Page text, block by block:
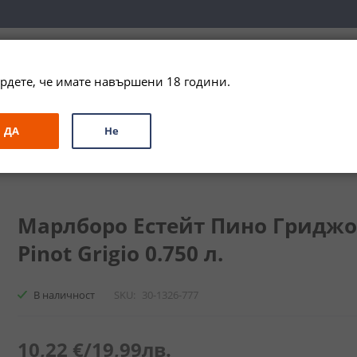
ЗА ПОДАРЪК ПРОМО СПЕЦИАЛНИ ПРЕДЛОЖЕНИЯ
Пино Гриджо / Marlborought Estate Reserve Pinot Grigio
Марлборо Естейт Пино
Pinot Grigio 0.750 л.
В наличност SKU 30-1326-777
10,22 €/19,99лв.
че имате навършени 18 години.
ДА Не